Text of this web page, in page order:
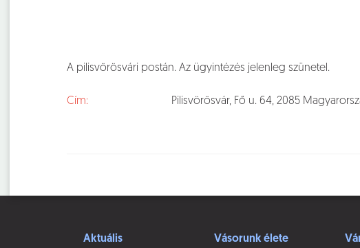
A pilisvörösvári postán. Az ügyintézés jelenleg szünetel.
Cím: Pilisvörösvár, Fő u. 64, 2085
Aktuális Vásorunk élete